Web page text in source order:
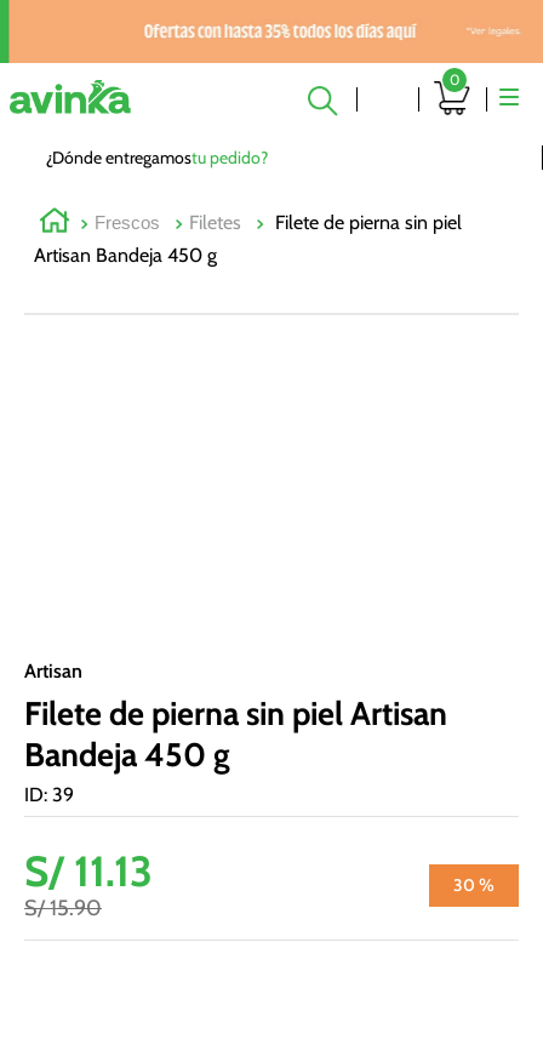
0
¿Dónde entregamostu pedido?
Frescos Filetes
Filete de pierna sin piel
Artisan Bandeja 450 g
Artisan
Filete de pierna sin piel Artisan
Bandeja 450 g
ID: 39
S/ 11.13
S/15.90
30 %